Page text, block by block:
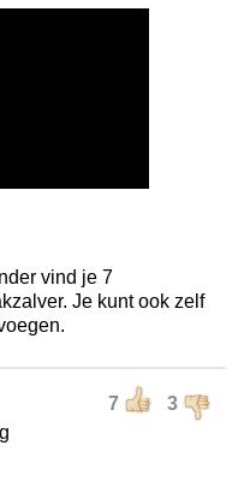
vind je 7
Je kunt ook zelf
7 3